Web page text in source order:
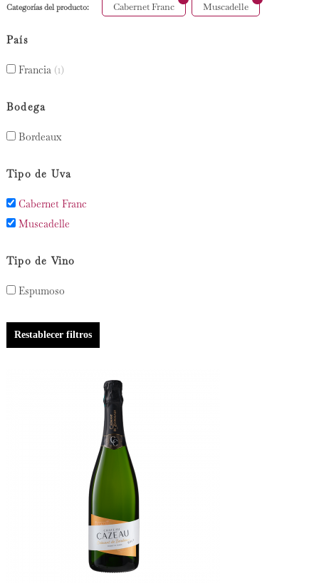
Categorías del producto: Cabernet Franc Muscadelle
País
Francia (1)
Bodega
Bordeaux
Tipo de Uva
Cabernet Franc
Muscadelle
Tipo de Vino
Espumoso
Restablecer filtros